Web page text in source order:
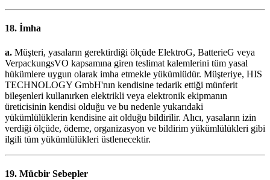
18. İmha
a. Müşteri, yasaların gerektirdiği ölçüde ElektroG, BatterieG veya
VerpackungsVO kapsamına giren teslimat kalemlerini tüm yasal
hükümlere uygun olarak imha etmekle yükümlüdür. Müşteriye, HIS
TECHNOLOGY GmbH'nın kendisine tedarik ettiği münferit
bileşenleri kullanırken elektrikli veya elektronik ekipmanın
üreticisinin kendisi olduğu ve bu nedenle yukarıdaki
yükümlülüklerin kendisine ait olduğu bildirilir. Alıcı, yasaların izin
verdiği ölçüde, ödeme, organizasyon ve bildirim yükümlülükleri gibi
ilgili tüm yükümlülükleri üstlenecektir.
19. Mücbir Sebepler